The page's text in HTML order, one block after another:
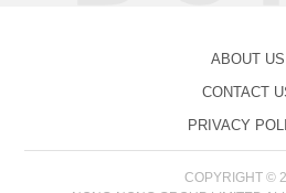
ABOUT US
CONTACT
PRIVACY
COPYRIGHT ©